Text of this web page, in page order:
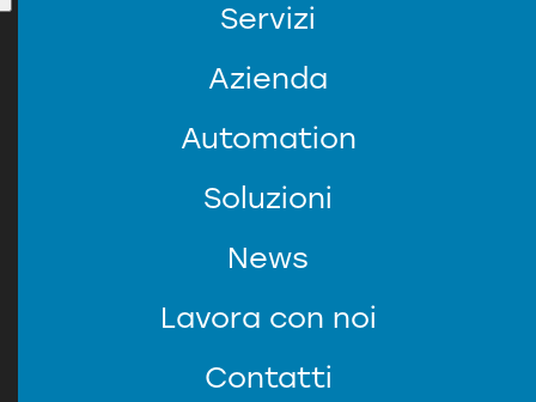
Servizi
Azienda
Automation
Soluzioni
News
Lavora con noi
Contatti
SERVIZIO CLIENTI